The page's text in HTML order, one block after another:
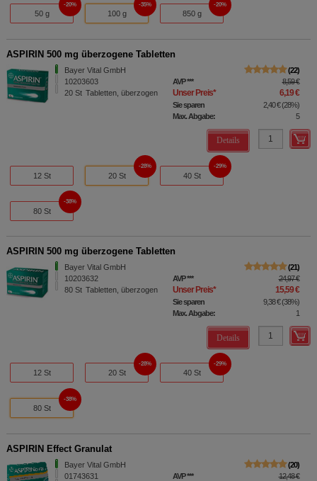
50 g
20%
100 g
35%
850 g
20%
ASPIRIN 500 mg überzogene Tabletten
Bayer Vital GmbH
10203603
20 St Tabletten, überzogen
22
AVP*** 8,59 €
Unser Preis* 6,19 €
Sie sparen 2,40 €(28%)
Max. Abgabe:
5
Details
12 St 20 St
28%
40 St
29%
80 St
38%
ASPIRIN 500 mg überzogene Tabletten
Bayer Vital GmbH
10203632
80 St Tabletten, überzogen
21
AVP*** 24,97 €
Unser Preis* 15,59 €
Sie sparen 9,38 €(38%)
Max. Abgabe:
1
Details
12 St 20 St
28%
40 St
29%
80 St
38%
ASPIRIN Effect Granulat
Bayer Vital GmbH
01743631
20
AVP*** 12,48 €